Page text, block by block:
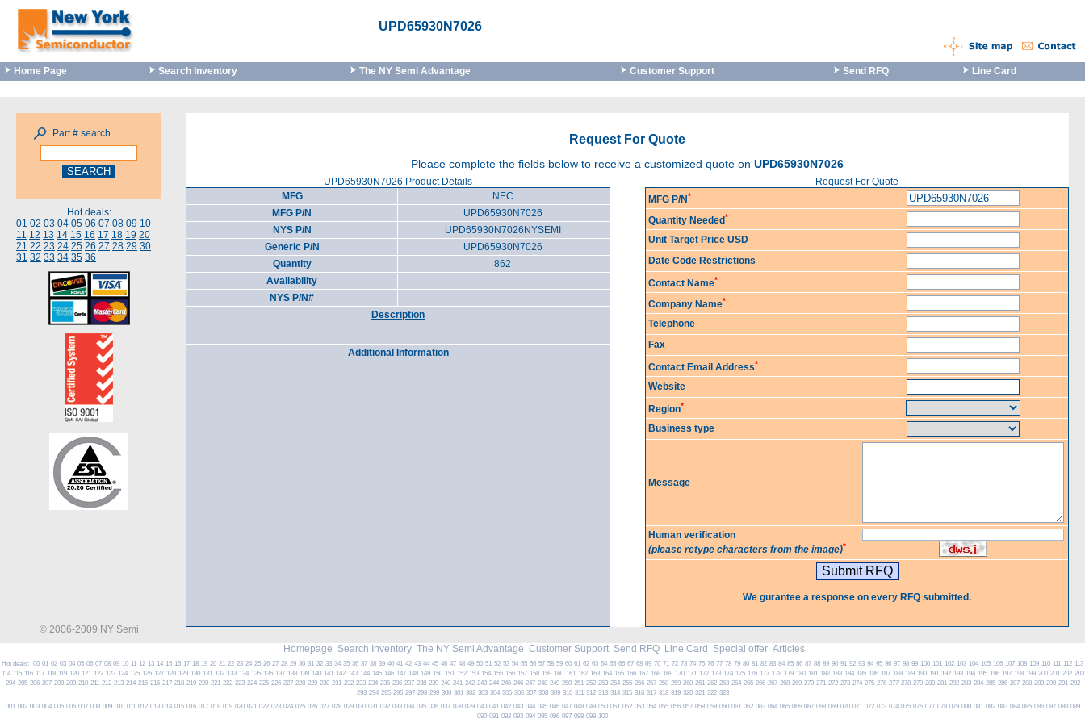
UPD65930N7026
Home Page Search Inventory The NY Semi Advantage Customer Support Send RFQ Line Card
Part # search
Hot deals:
01 02 03 04 05 06 07 08 09 10
11 12 13 14 15 16 17 18 19 20
21 22 23 24 25 26 27 28 29 30
31 32 33 34 35 36
Request For Quote
Please complete the fields below to receive a customized quote on UPD65930N7026
UPD65930N7026 Product Details
Request For Quote
MFG
NEC
MFG P/N
UPD65930N7026
NYS P/N
UPD65930N7026NYSEMI
Generic P/N
UPD65930N7026
Quantity
862
Availability
NYS P/N#
Description
Additional Information
MFG P/N*
Quantity Needed*
Unit Target Price USD
Date Code Restrictions
Contact Name*
Company Name*
Telephone
Fax
Contact Email Address*
Website
Region*
Business type
Message
Human verification
(please retype characters from the image)*
We gurantee a response on every RFQ submitted.
© 2006-2009 NY Semi
Homepage Search Inventory The NY Semi Advantage Customer Support Send RFQ Line Card Special offer Articles
Hot deals: 00 01 02 03 04 05 06 07 08 09 10 11 12 13 14 15 16 17 18 19 20 21 22 23 24 25 26 27 28 29 30 31 32 33 34 35 36 37 38 39 40 41 42 43 44 45 46 47 48 49 50 51 52 53 54 55 56 57 58 59 60 61 62 63 64 65 66 67 68 69 70 71 72 73 74 75 76 77 78 79 80 81 82 83 84 85 86 87 88 89 90 91 92 93 94 95 96 97 98 99 100 101 102 103 104 105 106 107 108 109 110 111 112 113
114 115 116 117 118 119 120 121 122 123 124 125 126 127 128 129 130 131 132 133 134 135 136 137 138 139 140 141 142 143 144 145 146 147 148 149 150 151 152 153 154 155 156 157 158 159 160 161 162 163 164 165 166 167 168 169 170 171 172 173 174 175 176 177 178 179 180 181 182 183 184 185 186 187 188 189 190 191 192 193 194 195 196 197 198 199 200 201 202 203
204 205 206 207 208 209 210 211 212 213 214 215 216 217 218 219 220 221 222 223 224 225 226 227 228 229 230 231 232 233 234 235 236 237 238 239 240 241 242 243 244 245 246 247 248 249 250 251 252 253 254 255 256 257 258 259 260 261 262 263 264 265 266 267 268 269 270 271 272 273 274 275 276 277 278 279 280 281 282 283 284 285 286 287 288 289 290 291 292
293 294 295 296 297 298 299 300 301 302 303 304 305 306 307 308 309 310 311 312 313 314 315 316 317 318 319 320 321 322 323
001 002 003 004 005 006 007 008 009 010 011 012 013 014 015 016 017 018 019 020 021 022 023 024 025 026 027 028 029 030 031 032 033 034 035 036 037 038 039 040 041 042 043 044 045 046 047 048 049 050 051 052 053 054 055 056 057 058 059 060 061 062 063 064 065 066 067 068 069 070 071 072 073 074 075 076 077 078 079 080 081 082 083 084 085 086 087 088 089
090 091 092 093 094 095 096 097 098 099 100